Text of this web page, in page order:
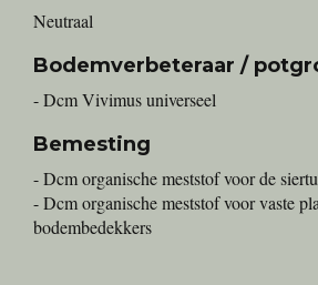
Neutraal
Bodemverbeteraar /
- Dcm Vivimus universeel
Bemesting
- Dcm organische meststof voor de
- Dcm organische meststof voor vaste
bodembedekkers